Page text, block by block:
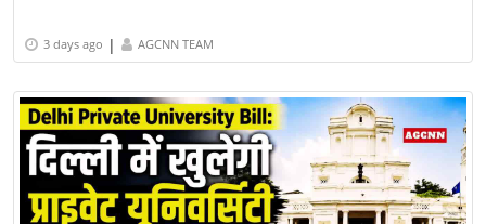
3 days ago | AGCNN TEAM